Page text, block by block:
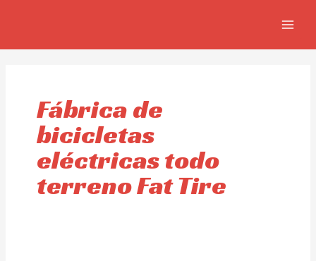
Fábrica de
bicicletas
eléctricas todo
terreno Fat Tire